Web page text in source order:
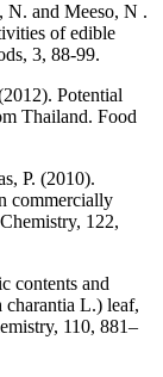
N. and Meeso, N .
of edible
3, 88-99.
Potential
Thailand. Food
P. (2010).
commercially
122,
contents and
L.) leaf,
110, 881–